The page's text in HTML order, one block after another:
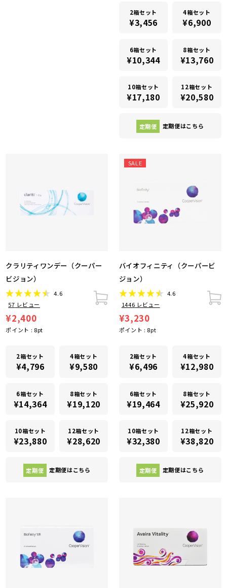
2箱セット
¥3,456
4箱セット
¥6,900
6箱セット
¥10,344
8箱セット
¥13,760
10箱セット
¥17,180
12箱セット
¥20,580
定期便 定期便はこちら
クラリティワンデー（クーパー
ビジョン）
4.6
57 レビュー
¥2,400
ポイント : 8pt
2箱セット
¥4,796
4箱セット
¥9,580
6箱セット
¥14,364
8箱セット
¥19,120
10箱セット
¥23,880
12箱セット
¥28,620
定期便 定期便はこちら
SALE
バイオフィニティ（クーパービ
ジョン）
4.6
1446 レビュー
¥3,230
ポイント : 8pt
2箱セット
¥6,496
4箱セット
¥12,980
6箱セット
¥19,464
8箱セット
¥25,920
10箱セット
¥32,380
12箱セット
¥38,820
定期便 定期便はこちら